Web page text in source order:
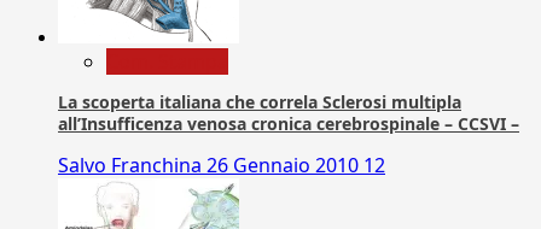
La scoperta italiana che correla Sclerosi multipla
all’Insufficenza venosa cronica cerebrospinale – CCSVI –
Salvo Franchina 26 Gennaio 2010 12